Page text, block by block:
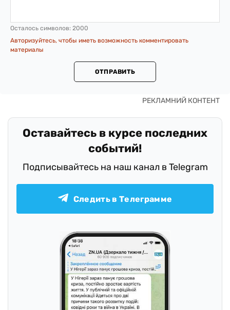
Осталось символов: 2000
Авторизуйтесь, чтобы иметь возможность комментировать
материалы
ОТПРАВИТЬ
Оставайтесь в курсе последних
событий!
Подписывайтесь на наш канал в Telegram
Следить в Телеграмме